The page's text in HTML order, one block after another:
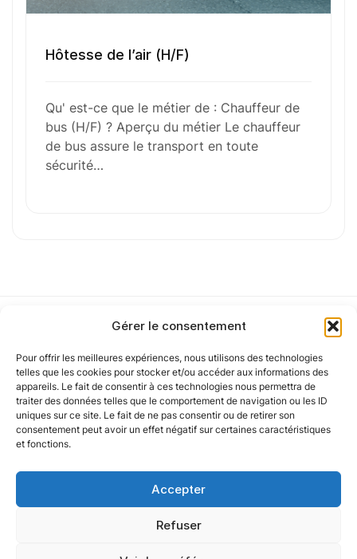
Gérer le consentement
Pour offrir les meilleures expériences, nous utilisons des technologies
telles que les cookies pour stocker et/ou accéder aux informations des
appareils. Le fait de consentir à ces technologies nous permettra de
traiter des données telles que le comportement de navigation ou les ID
uniques sur ce site. Le fait de ne pas consentir ou de retirer son
consentement peut avoir un effet négatif sur certaines caractéristiques
et fonctions.
Accepter
Refuser
ou
de confidentialité.
Hôtesse de l’air (H/F)
Qu' est-ce que le métier de : Chauffeur de
bus (H/F) ? Aperçu du métier Le chauffeur
de bus assure le transport en toute
sécurité…
Notre politique
Nos agences
Nos autres marques
Nos réseaux